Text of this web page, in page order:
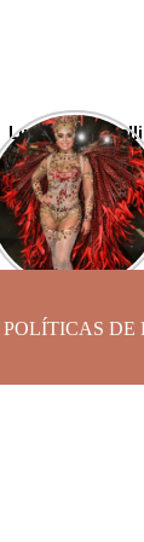
Luciana Picorelli
luta contra a
depressão em
volta à Sapucaí
POLÍTICAS DE